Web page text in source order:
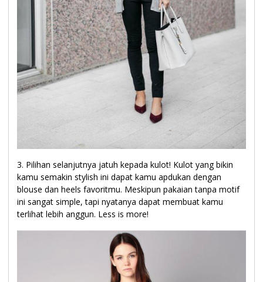
3. Pilihan selanjutnya jatuh kepada kulot! Kulot yang bikin
kamu semakin stylish ini dapat kamu apdukan dengan
blouse dan heels favoritmu. Meskipun pakaian tanpa motif
ini sangat simple, tapi nyatanya dapat membuat kamu
terlihat lebih anggun. Less is more!